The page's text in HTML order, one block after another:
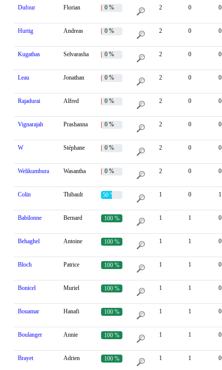
Dufour Florian 0 % 2 0 0
Hurtig Andreas 0 % 2 0 0
Kugathas Selvarasha 0 % 2 0 0
Leau Jonathan 0 % 2 0 0
Rajadurai Alfred 0 % 2 0 0
Vignarajah Prashanna 0 % 2 0 0
W Stéphane 0 % 2 0 0
Welikumbura Wasantha 0 % 2 0 0
Colin Thibault 50 % 1 0 1
Babilonne Bernard 100 % 1 1 0
Behaghel Antoine 100 % 1 1 0
Bloch Patrice 100 % 1 1 0
Bonicel Muriel 100 % 1 1 0
Bouamar Hanafi 100 % 1 1 0
Boulanger Annie 100 % 1 1 0
Brayet Adrien 100 % 1 1 0